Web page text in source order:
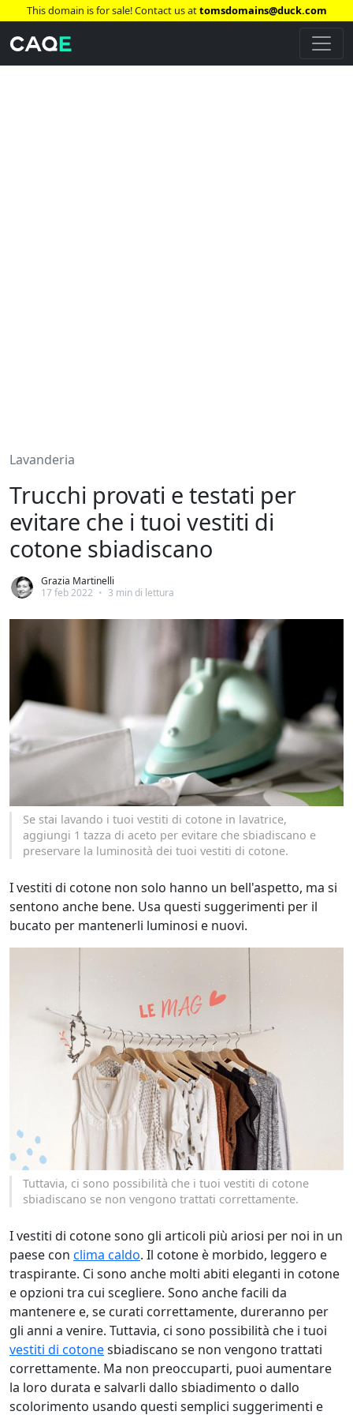
This domain is for sale! Contact us attomsdomains@duck.com
Lavanderia
Trucchi provati e testati per
evitare che i tuoi vestiti di
cotone sbiadiscano
Grazia Martinelli
17 feb 2022 • 3 min di lettura
Se stai lavando i tuoi vestiti di cotone in lavatrice,
aggiungi 1 tazza di aceto per evitare che sbiadiscano e
preservare la luminosità dei tuoi vestiti di cotone.
I vestiti di cotone non solo hanno un bell'aspetto, ma si
sentono anche bene. Usa questi suggerimenti per il
bucato per mantenerli luminosi e nuovi.
Tuttavia, ci sono possibilità che i tuoi vestiti di cotone
sbiadiscano se non vengono trattati correttamente.
I vestiti di cotone sono gli articoli più ariosi per noi in un
paese con clima caldo. Il cotone è morbido, leggero e
traspirante. Ci sono anche molti abiti eleganti in cotone
e opzioni tra cui scegliere. Sono anche facili da
mantenere e, se curati correttamente, dureranno per
gli anni a venire. Tuttavia, ci sono possibilità che i tuoi
vestiti di cotonesbiadiscano se non vengono trattati
correttamente. Ma non preoccuparti, puoi aumentare
la loro durata e salvarli dallo sbiadimento o dallo
scolorimento usando questi semplici suggerimenti e